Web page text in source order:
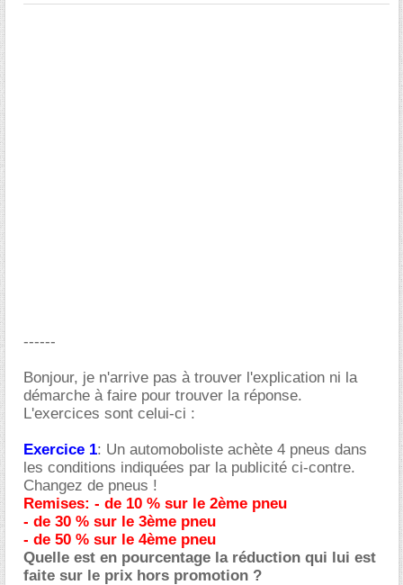
------
Bonjour, je n'arrive pas à trouver l'explication ni la
démarche à faire pour trouver la réponse.
L'exercices sont celui-ci :
Exercice 1: Un automoboliste achète 4 pneus dans
les conditions indiquées par la publicité ci-contre.
Changez de pneus !
Remises: - de 10 % sur le 2ème pneu
- de 30 % sur le 3ème pneu
- de 50 % sur le 4ème pneu
Quelle est en pourcentage la réduction qui lui est
faite sur le prix hors promotion ?